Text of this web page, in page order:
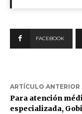
FACEBOOK
ARTÍCULO ANTERIOR
Para atención
especializada,